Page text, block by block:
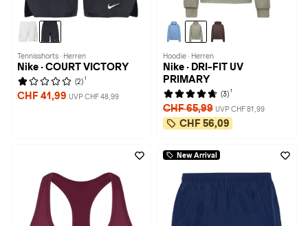
Tennisshorts · Herren
Nike · COURT VICTORY
(2) 1
CHF 41,99 UVP CHF 48,99
Hoodie · Herren
Nike · DRI-FIT UV
PRIMARY
(3) 1
CHF 65,99 UVP CHF 81,99
CHF 56,09
New Arrival